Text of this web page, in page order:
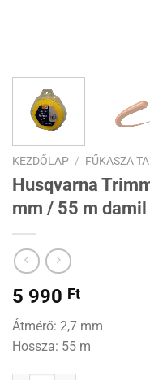
KEZDŐLAP / FŰKASZA
Husqvarna
mm / 55 m damil
5 990 Ft
Átmérő: 2,7 mm
Hossza: 55 m